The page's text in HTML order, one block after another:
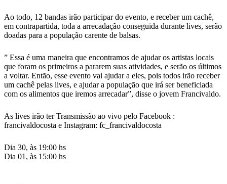
Ao todo, 12 bandas irão participar do evento, e receber um cachê,
em contrapartida, toda a arrecadação conseguida durante lives, serão
doadas para a população carente de balsas.
” Essa é uma maneira que encontramos de ajudar os artistas locais
que foram os primeiros a pararem suas atividades, e serão os últimos
a voltar. Então, esse evento vai ajudar a eles, pois todos irão receber
um cachê pelas lives, e ajudar a população que irá ser beneficiada
com os alimentos que iremos arrecadar”, disse o jovem Francivaldo.
As lives irão ter Transmissão ao vivo pelo Facebook :
francivaldocosta e Instagram: fc_francivaldocosta
Dia 30, às 19:00 hs
Dia 01, às 15:00 hs